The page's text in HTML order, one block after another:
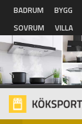
Hoppa till
BADRUM BYGG
SOVRUM
VILLA